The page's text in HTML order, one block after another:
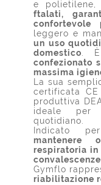
e
ftalati,
confortevole
leggero e
un uso
domestico .
confezionato
massima
La sua
certificata CE
produttiva
ideale per
quotidiano.
Indicato
mantenere
respiratoria
Gymflo
riabilitazione